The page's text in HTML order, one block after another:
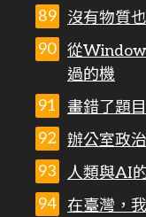
沒有物質
從
過的機
畫錯了題
辦公室政
人類與AI
在臺灣，